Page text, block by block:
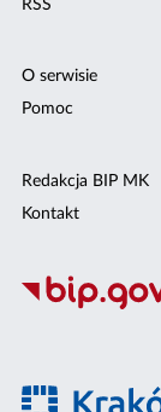
RSS
O serwisie
Pomoc
Redakcja BIP MK
Kontakt